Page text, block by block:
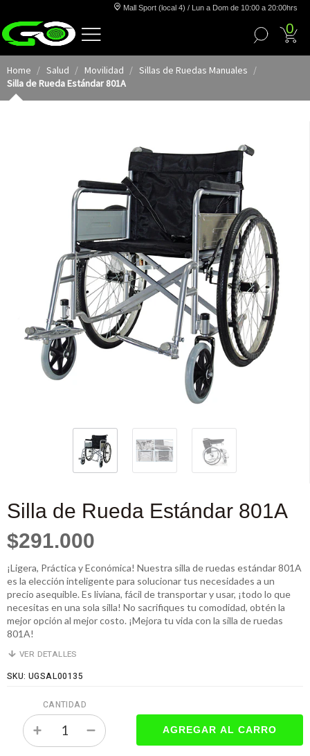
Mall Sport (local 4) / Lun a Dom de 10:00 a 20:00hrs
0
Home Salud Movilidad
Sillas de Ruedas Manuales
Silla de Rueda Estándar 801A
Silla de Rueda Estándar 801A
$291.000
¡Ligera, Práctica y Económica! Nuestra silla de ruedas estándar 801A
es la elección inteligente para solucionar tus necesidades a un
precio asequible. Es liviana, fácil de transportar y usar, ¡todo lo que
necesitas en una sola silla! No sacrifiques tu comodidad, obtén la
mejor opción al mejor costo. ¡Mejora tu vida con la silla de ruedas
801A!
VER DETALLES
SKU: UGSAL00135
CANTIDAD